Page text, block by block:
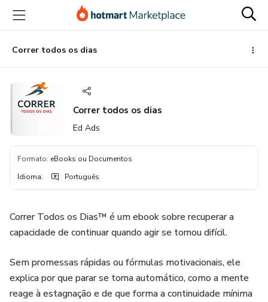
para
conteúdo
principal
para
pagamento
para
rodapé
Correr todos os dias
Correr todos os dias
Ed Ads
Formato: eBooks ou Documentos
Idioma: Português
Correr Todos os Dias™ é um ebook sobre recuperar a
capacidade de continuar quando agir se tornou difícil.
Sem promessas rápidas ou fórmulas motivacionais, ele
explica por que parar se torna automático, como a mente
reage à estagnação e de que forma a continuidade mínima